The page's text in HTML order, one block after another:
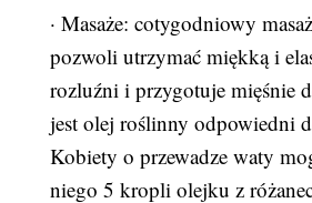
· Masaże: cotygodniowy masaż
pozwoli utrzymać miękką i
rozluźni i przygotuje mięśnie
jest olej roślinny odpowiedni
Kobiety o przewadze waty
niego 5 kropli olejku z